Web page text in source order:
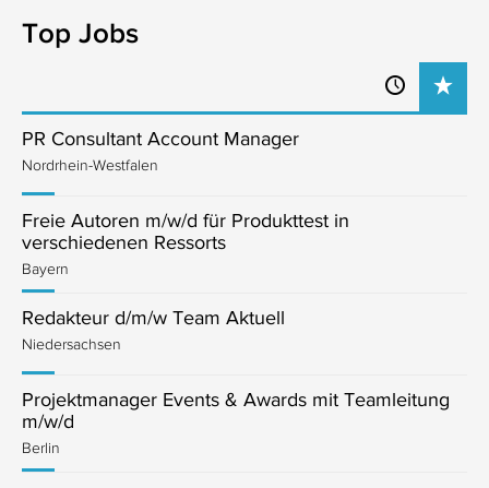
Top Jobs
PR Consultant Account Manager
Nordrhein-Westfalen
Freie Autoren m/w/d für Produkttest in
verschiedenen Ressorts
Bayern
Redakteur d/m/w Team Aktuell
Niedersachsen
Projektmanager Events & Awards mit Teamleitung
m/w/d
Berlin